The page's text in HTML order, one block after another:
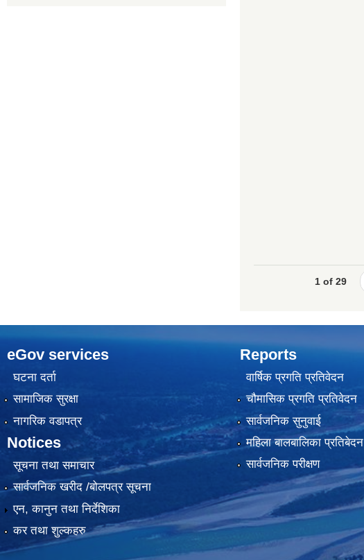
1 of 29
eGov services
घटना दर्ता
सामाजिक सुरक्षा
नागरिक वडापत्र
Notices
सूचना तथा समाचार
सार्वजनिक खरीद /बोलपत्र सूचना
एन, कानुन तथा निर्देशिका
कर तथा शुल्कहरु
Reports
वार्षिक प्रगति प्रतिवेदन
चौमासिक प्रगति प्रतिवेदन
सार्वजनिक सुनुवाई
महिला बालबालिका प्रतिबेदन
सार्वजनिक परीक्षण